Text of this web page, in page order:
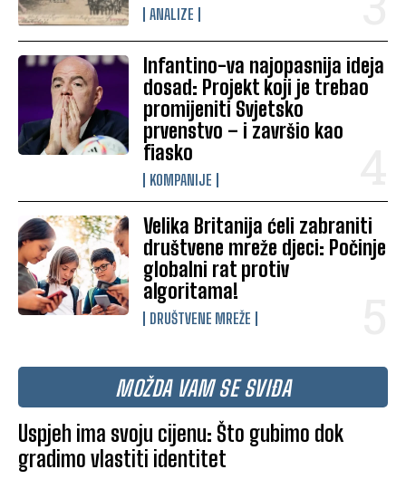
ANALIZE
Infantino-va najopasnija ideja
dosad: Projekt koji je trebao
promijeniti Svjetsko
prvenstvo – i završio kao
fiasko
KOMPANIJE
Velika Britanija ćeli zabraniti
društvene mreže djeci: Počinje
globalni rat protiv
algoritama!
DRUŠTVENE MREŽE
MOŽDA VAM SE SVIĐA
Uspjeh ima svoju cijenu: Što gubimo dok
gradimo vlastiti identitet